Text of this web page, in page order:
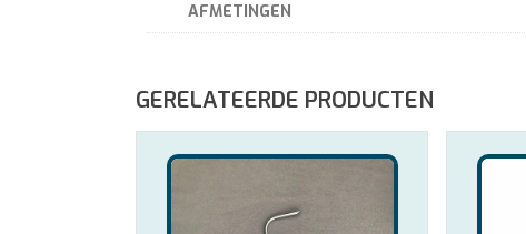
AFMETINGEN
GERELATEERDE PRODUCTEN